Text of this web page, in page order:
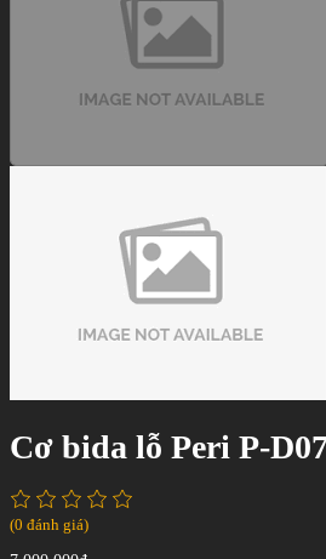
Cơ bida lỗ Peri P-
(0 đánh giá)